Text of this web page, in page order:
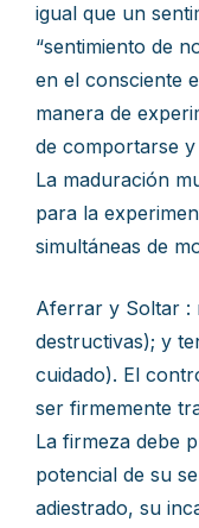
igual que un
“sentimiento de
en el consciente
manera de
de comportarse
La maduración
para la
simultáneas de
Aferrar y Soltar :
destructivas); y
cuidado). El
ser firmemente
La firmeza debe
potencial de su
adiestrado, su